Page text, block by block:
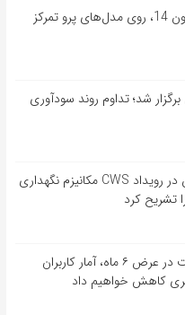
اپل در تولید اولیه سری آیفون 14، روی مدل‌های پرو تمرکز
شد؛ تداوم روند سودآوری
مدیر تیم بلاکچین نوبیتکس در رویداد CWS مکانیزم نگهداری
تشریح کرد
دیوار: با سیستم تایید هویت در عرض ۶ ماه، آمار کاربران
کاهش خواهیم داد